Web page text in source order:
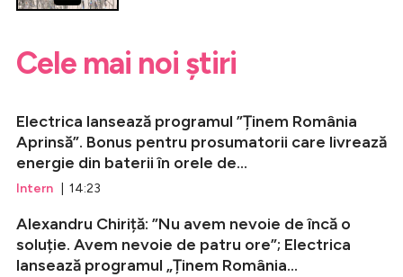
Cele mai noi știri
Electrica lansează programul ”Ținem România
Aprinsă”. Bonus pentru prosumatorii care livrează
energie din baterii în orele de...
Intern | 14:23
Alexandru Chiriță: ”Nu avem nevoie de încă o
soluție. Avem nevoie de patru ore”; Electrica
lansează programul „Ținem România...